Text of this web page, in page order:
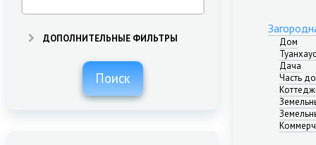
ДОПОЛНИТЕЛЬНЫЕ ФИЛЬТРЫ
Поиск
Дом
Туанхаус
Дача
Часть